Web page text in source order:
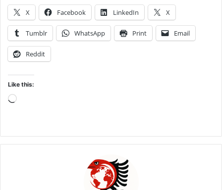
X Facebook LinkedIn X
Tumblr WhatsApp Print Email
Reddit
Like this:
Loading…